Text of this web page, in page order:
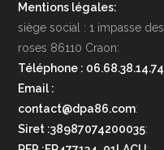
Mentions légales:
siège social : 1 impasse des
roses 86110 Craon:
Téléphone : 06.68.38.14.74
Email :
contact@dpa86.com:
Siret :38987074200035: